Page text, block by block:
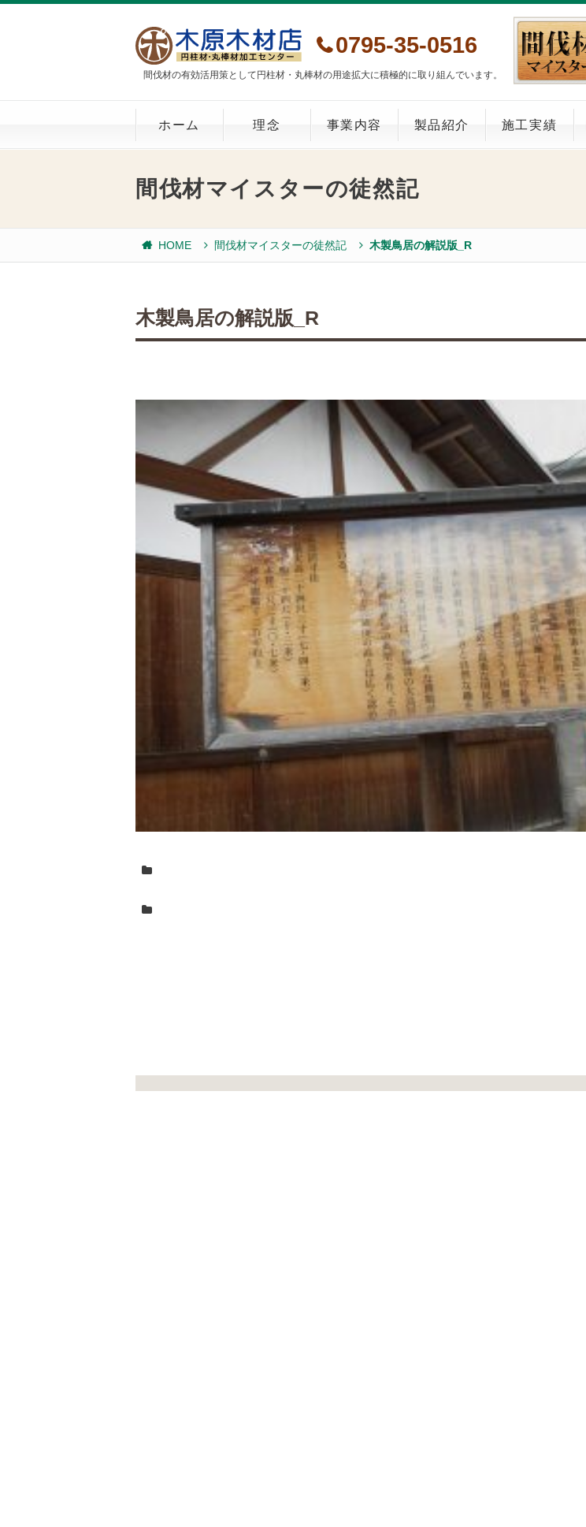
間伐材の有効活用策として円柱材・丸棒材の用途拡大に積極的に取り組んでいます。
0795-35-0516
ホーム 理念 事業内容 製品紹介 施工実績
間伐材マイスターの徒然記
HOME 間伐材マイスターの徒然記 木製鳥居の解説版_R
木製鳥居の解説版_R